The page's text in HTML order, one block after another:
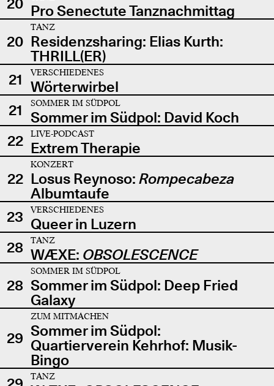
Pro Senectute Tanznachmittag
20
TANZ
Residenzsharing: Elias Kurth:
THRILL(ER)
21
VERSCHIEDENES
Wörterwirbel
21
SOMMER IM SÜDPOL
Sommer im Südpol: David Koch
22
LIVE-PODCAST
Extrem Therapie
22
KONZERT
Losus Reynoso: Rompecabeza
Albumtaufe
23
VERSCHIEDENES
Queer in Luzern
28
TANZ
WÆXE: OBSOLESCENCE
28
SOMMER IM SÜDPOL
Sommer im Südpol: Deep Fried
Galaxy
29
ZUM MITMACHEN
Sommer im Südpol:
Quartierverein Kehrhof: Musik-
Bingo
TANZ